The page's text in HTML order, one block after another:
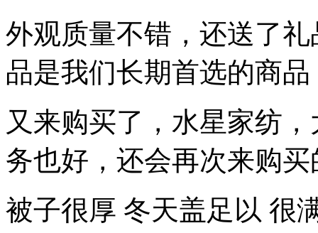
外观质量不错，还送了
品是我们长期首选的商
又来购买了，水星家纺
务也好，还会再次来购买
被子很厚 冬天盖足以 很